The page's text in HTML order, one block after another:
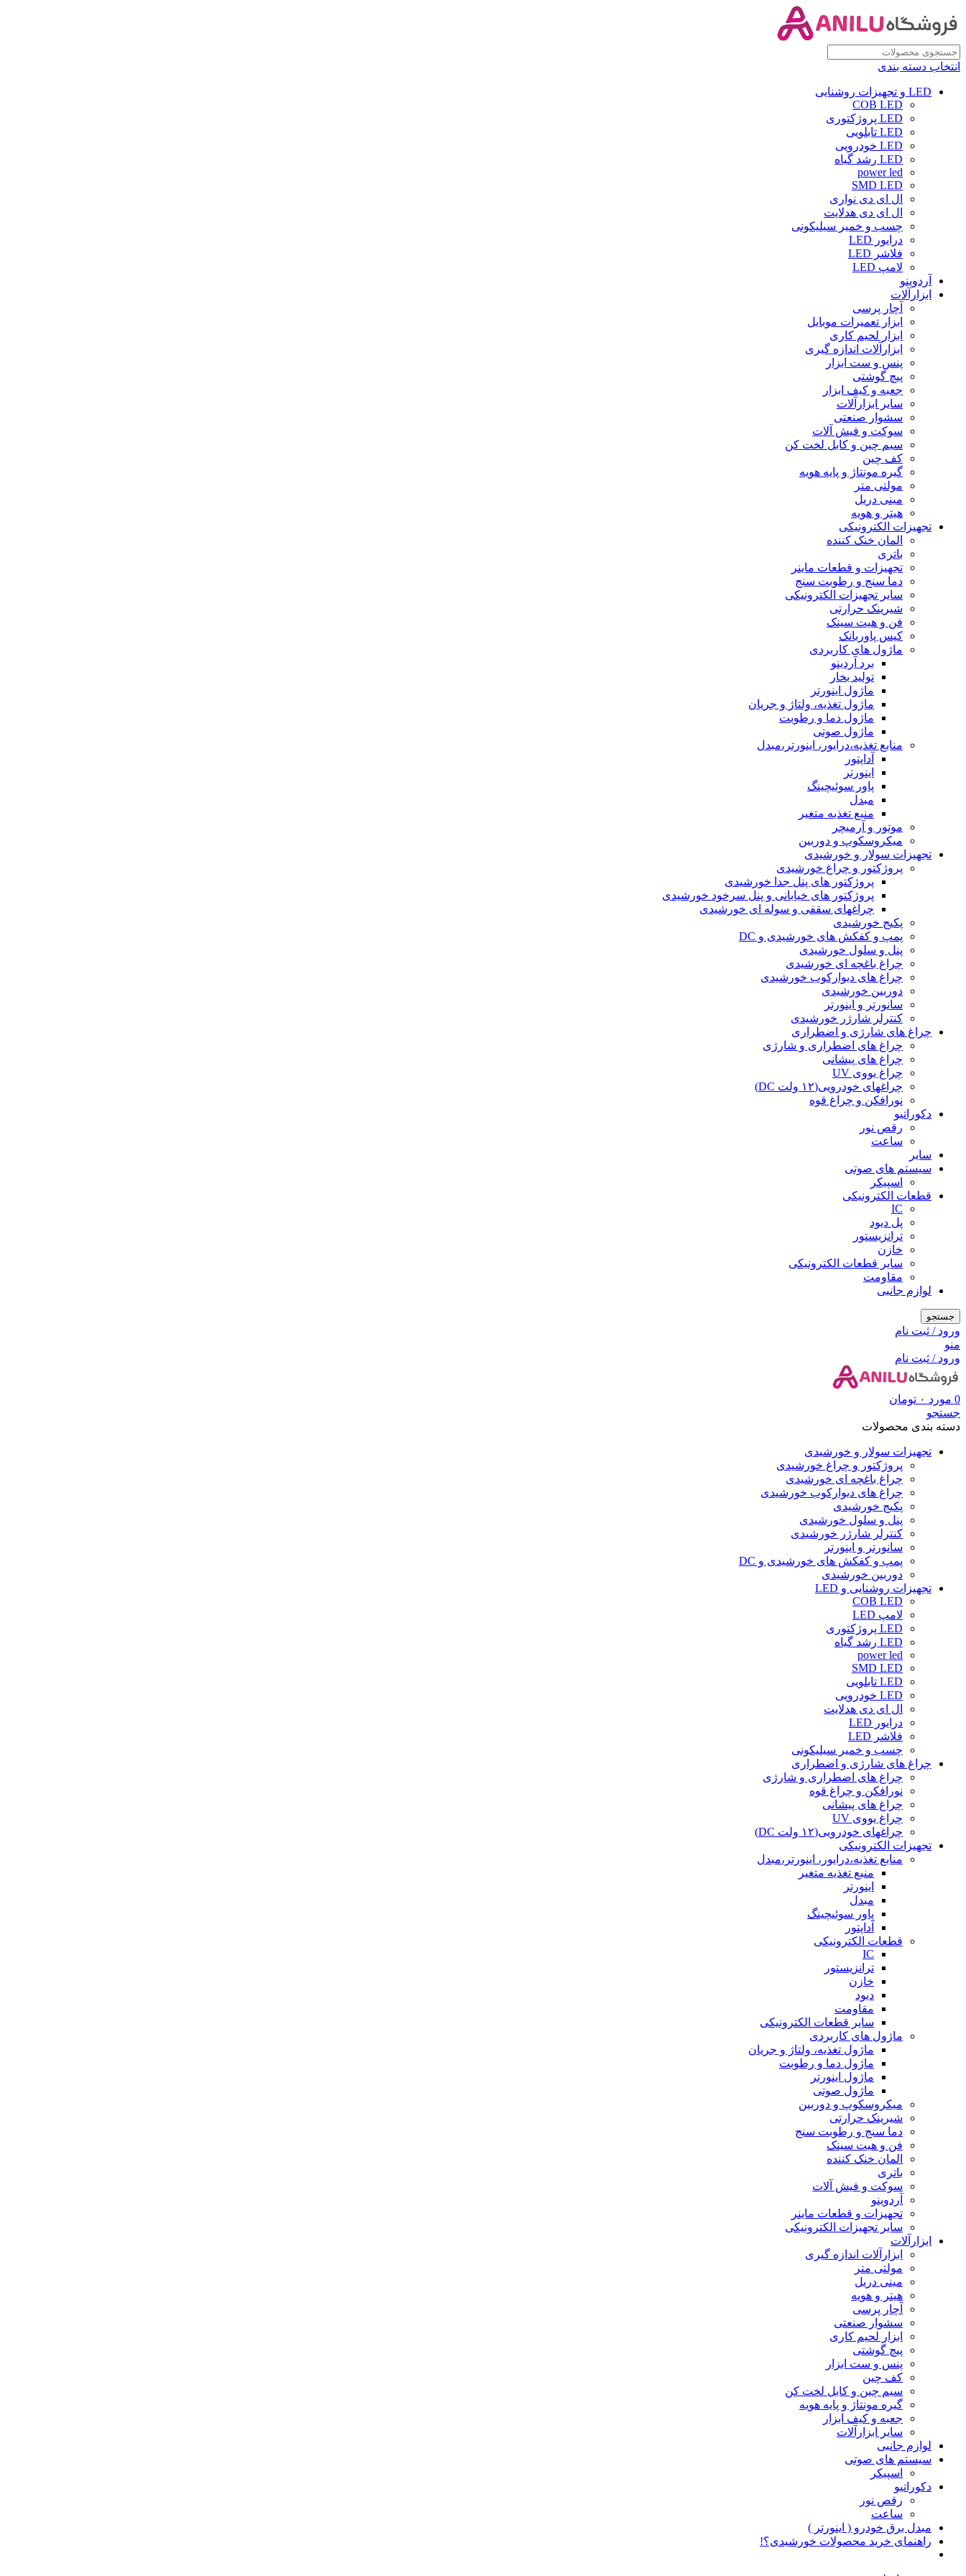
انتخاب دسته بندی
LED و تجهیزات روشنایی
COB LED
LED پروژکتوری
LED تابلویی
LED خودرویی
LED رشد گیاه
power led
SMD LED
ال ای دی نواری
ال ای دی هدلایت
چسب و خمیر سیلیکونی
درایور LED
فلاشر LED
لامپ LED
آردوینو
ابزارآلات
آچار پرسی
ابزار تعمیرات موبایل
ابزار لحیم کاری
ابزارآلات اندازه گیری
پنس و ست ابزار
پیچ گوشتی
جعبه و کیف ابزار
سایر ابزارآلات
سشوار صنعتی
سوکت و فیش آلات
سیم چین و کابل لخت کن
کف چین
گیره مونتاژ و پایه هویه
مولتی متر
مینی دریل
هیتر و هویه
تجهیزات الکترونیکی
المان خنک کننده
باتری
تجهیزات و قطعات ماینر
دما سنج و رطوبت سنج
سایر تجهیزات الکترونیکی
شیرینک حرارتی
فن و هیت سینک
کیس پاوربانک
ماژول های کاربردی
برد آردینو
تولید بخار
ماژول اینورتر
ماژول تغذیه، ولتاژ و جریان
ماژول دما و رطوبت
ماژول صوتی
منابع تغذیه،درایور، اینورتر،مبدل
آداپتور
اینورتر
پاور سوئیچینگ
مبدل
منبع تغذیه متغیر
موتور و آرمیچر
میکروسکوپ و دوربین
تجهیزات سولار و خورشیدی
پروژکتور و چراغ خورشیدی
پروژکتور های پنل جدا خورشیدی
پروژکتور های خیابانی و پنل سرخود خورشیدی
چراغهای سقفی و سوله ای خورشیدی
پکیج خورشیدی
پمپ و کفکش های خورشیدی و DC
پنل و سلول خورشیدی
چراغ باغچه ای خورشیدی
چراغ های دیوارکوب خورشیدی
دوربین خورشیدی
سانورتر و اینورتر
کنترلر شارژر خورشیدی
چراغ های شارژی و اضطراری
چراغ های اضطراری و شارژی
چراغ های پیشانی
چراغ یووی UV
چراغهای خودرویی(۱۲ ولت DC)
نورافکن و چراغ قوه
دکوراتیو
رقص نور
ساعت
سایر
سیستم های صوتی
اسپیکر
قطعات الکترونیکی
IC
پل دیود
ترانزیستور
خازن
سایر قطعات الکترونیکی
مقاومت
لوازم جانبی
جستجو
ورود / ثبت نام
منو
ورود / ثبت نام
0 مورد ۰ تومان
جستجو
دسته بندی محصولات
تجهیزات سولار و خورشیدی
پروژکتور و چراغ خورشیدی
چراغ باغچه ای خورشیدی
چراغ های دیوارکوب خورشیدی
پکیج خورشیدی
پنل و سلول خورشیدی
کنترلر شارژر خورشیدی
سانورتر و اینورتر
پمپ و کفکش های خورشیدی و DC
دوربین خورشیدی
تجهیزات روشنایی و LED
COB LED
لامپ LED
LED پروژکتوری
LED رشد گیاه
power led
SMD LED
LED تابلویی
LED خودرویی
ال ای دی هدلایت
درایور LED
فلاشر LED
چسب و خمیر سیلیکونی
چراغ های شارژی و اضطراری
چراغ های اضطراری و شارژی
نورافکن و چراغ قوه
چراغ های پیشانی
چراغ یووی UV
چراغهای خودرویی(۱۲ ولت DC)
تجهیزات الکترونیکی
منابع تغذیه،درایور، اینورتر،مبدل
منبع تغذیه متغیر
اینورتر
مبدل
پاور سوئیچینگ
آداپتور
قطعات الکترونیکی
IC
ترانزیستور
خازن
دیود
مقاومت
سایر قطعات الکترونیکی
ماژول های کاربردی
ماژول تغذیه، ولتاژ و جریان
ماژول دما و رطوبت
ماژول اینورتر
ماژول صوتی
میکروسکوپ و دوربین
شیرینک حرارتی
دما سنج و رطوبت سنج
فن و هیت سینک
المان خنک کننده
باتری
سوکت و فیش آلات
آردوینو
تجهیزات و قطعات ماینر
سایر تجهیزات الکترونیکی
ابزارآلات
ابزارآلات اندازه گیری
مولتی متر
مینی دریل
هیتر و هویه
آچار پرسی
سشوار صنعتی
ابزار لحیم کاری
پیچ گوشتی
پنس و ست ابزار
کف چین
سیم چین و کابل لخت کن
گیره مونتاژ و پایه هویه
جعبه و کیف ابزار
سایر ابزارآلات
لوازم جانبی
سیستم های صوتی
اسپیکر
دکوراتیو
رقص نور
ساعت
مبدل برق خودرو ( اینورتر )
راهنمای خرید محصولات خورشیدی؟!